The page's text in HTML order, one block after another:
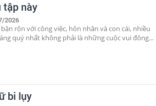
tập này
2026
rộn với công việc, hôn nhân và con cái, nhiều
quý nhất không phải là những cuộc vui đông...
bi lụy